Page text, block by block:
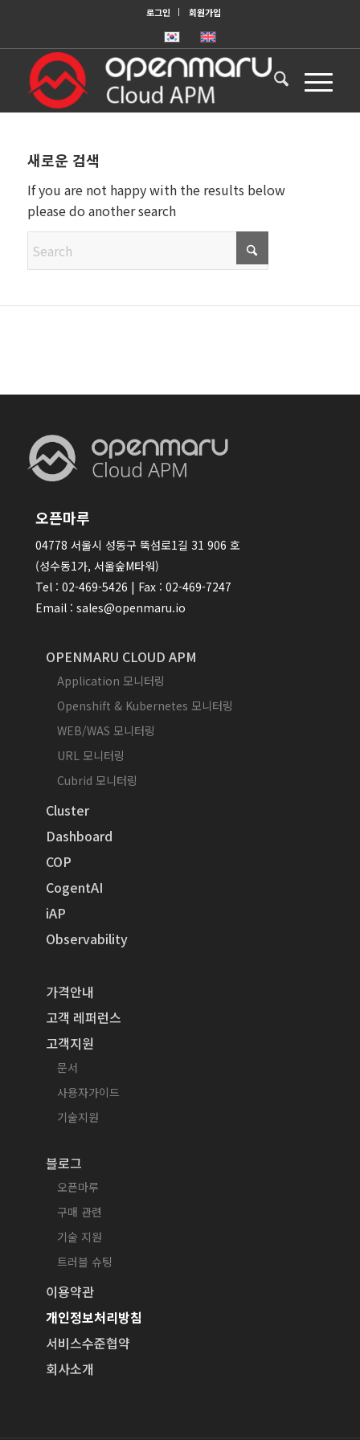
로그인 회원가입
새로운 검색
If you are not happy with the results below
please do another search
오픈마루
04778 서울시 성동구 뚝섬로1길 31 906 호
(성수동1가, 서울숲M타워)
Tel : 02-469-5426 | Fax : 02-469-7247
Email : sales@openmaru.io
OPENMARU CLOUD APM
Application 모니터링
Openshift & Kubernetes 모니터링
WEB/WAS 모니터링
URL 모니터링
Cubrid 모니터링
Cluster
Dashboard
COP
CogentAI
iAP
Observability
가격안내
고객 레퍼런스
고객지원
문서
사용자가이드
기술지원
블로그
오픈마루
구매 관련
기술 지원
트러블 슈팅
이용약관
개인정보처리방침
서비스수준협약
회사소개